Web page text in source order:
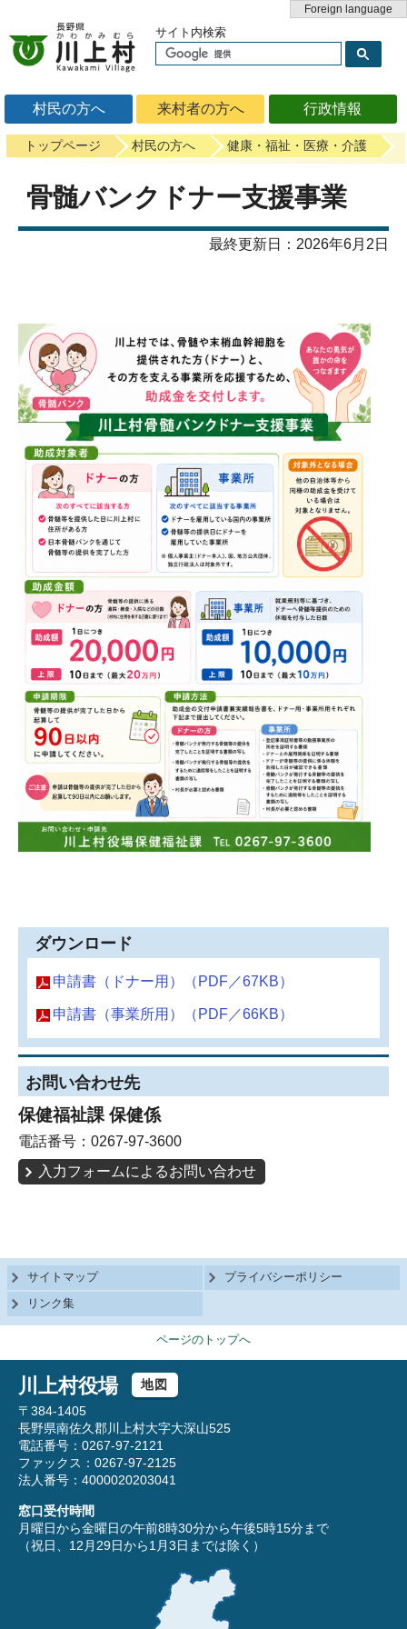
Foreign language
村民の方へ 来村者の方へ 行政情報
サイト内検索
トップページ 村民の方へ 健康・福祉・医療・介護
骨髄バンクドナー支援事業
最終更新日：2026年6月2日
ダウンロード
申請書（ドナー用）（PDF／67KB）
申請書（事業所用）（PDF／66KB）
お問い合わせ先
保健福祉課 保健係
電話番号：0267-97-3600
入力フォームによるお問い合わせ
サイトマップ
プライバシーポリシー
リンク集
ページのトップへ
川上村役場
地図
〒384-1405
長野県南佐久郡川上村大字大深山525
電話番号：0267-97-2121
ファックス：0267-97-2125
法人番号：4000020203041
窓口受付時間
月曜日から金曜日の午前8時30分から午後5時15分まで
（祝日、12月29日から1月3日までは除く）